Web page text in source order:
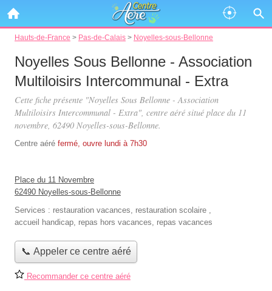
Hauts-de-France > Pas-de-Calais > Noyelles-sous-Bellonne
Noyelles Sous Bellonne - Association
Multiloisirs Intercommunal - Extra
Cette fiche présente "Noyelles Sous Bellonne - Association
Multiloisirs Intercommunal - Extra", centre aéré situé place du 11
novembre, 62490 Noyelles-sous-Bellonne.
Centre aéré fermé, ouvre lundi à 7h30
Place du 11 Novembre
62490 Noyelles-sous-Bellonne
Services : restauration vacances, restauration scolaire ,
accueil handicap, repas hors vacances, repas vacances
📞 Appeler ce centre aéré
Recommander ce centre aéré